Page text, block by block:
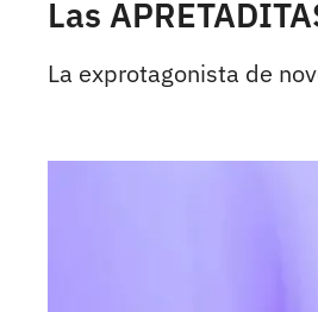
Las
La exprotagonista de